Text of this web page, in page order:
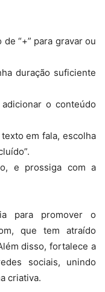
“+” para gravar ou
duração suficiente
o conteúdo
em fala, escolha
e prossiga com a
para promover o
que tem atraído
disso, fortalece a
sociais, unindo
criativa.